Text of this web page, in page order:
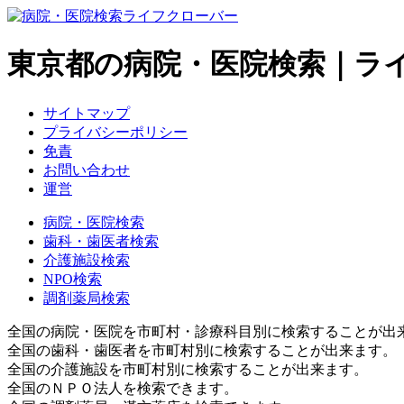
東京都の病院・医院検索｜ラ
サイトマップ
プライバシーポリシー
免責
お問い合わせ
運営
病院・医院検索
歯科・歯医者検索
介護施設検索
NPO検索
調剤薬局検索
全国の病院・医院を市町村・診療科目別に検索することが出
全国の歯科・歯医者を市町村別に検索することが出来ます。
全国の介護施設を市町村別に検索することが出来ます。
全国のＮＰＯ法人を検索できます。